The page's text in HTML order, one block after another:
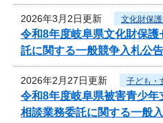
2026年3月2日更新 文化財保
令和8年度岐阜県文化財保
託に関する一般競争入札公告
2026年2月27日更新 子ども・
令和8年度岐阜県被害青少
相談業務委託に関する一般